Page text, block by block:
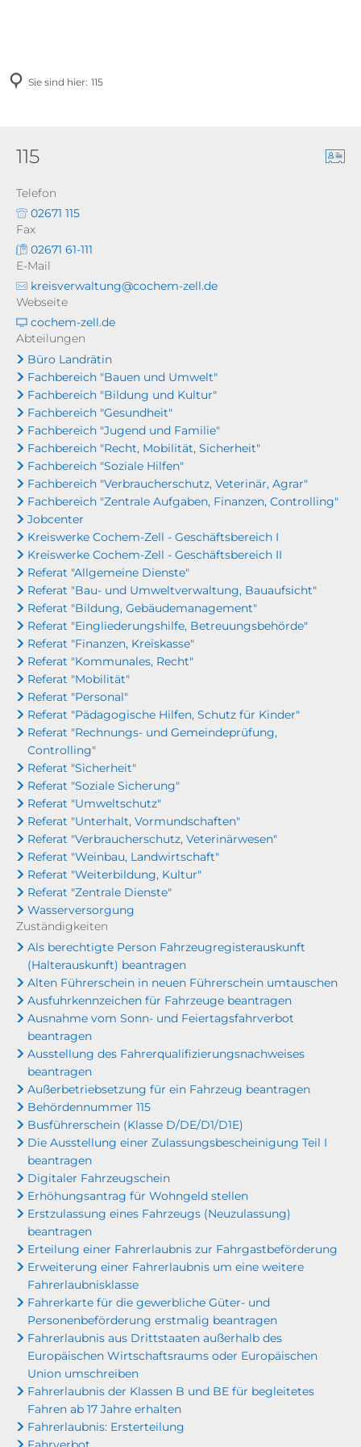
Sie sind hier: 115
115
Telefon
02671 115
Fax
02671 61-111
E-Mail
kreisverwaltung@cochem-zell.de
Webseite
cochem-zell.de
Abteilungen
Büro Landrätin
Fachbereich "Bauen und Umwelt"
Fachbereich "Bildung und Kultur"
Fachbereich "Gesundheit"
Fachbereich "Jugend und Familie"
Fachbereich "Recht, Mobilität, Sicherheit"
Fachbereich "Soziale Hilfen"
Fachbereich "Verbraucherschutz, Veterinär, Agrar"
Fachbereich "Zentrale Aufgaben, Finanzen, Controlling"
Jobcenter
Kreiswerke Cochem-Zell - Geschäftsbereich I
Kreiswerke Cochem-Zell - Geschäftsbereich II
Referat "Allgemeine Dienste"
Referat "Bau- und Umweltverwaltung, Bauaufsicht"
Referat "Bildung, Gebäudemanagement"
Referat "Eingliederungshilfe, Betreuungsbehörde"
Referat "Finanzen, Kreiskasse"
Referat "Kommunales, Recht"
Referat "Mobilität"
Referat "Personal"
Referat "Pädagogische Hilfen, Schutz für Kinder"
Referat "Rechnungs- und Gemeindeprüfung,
Controlling"
Referat "Sicherheit"
Referat "Soziale Sicherung"
Referat "Umweltschutz"
Referat "Unterhalt, Vormundschaften"
Referat "Verbraucherschutz, Veterinärwesen"
Referat "Weinbau, Landwirtschaft"
Referat "Weiterbildung, Kultur"
Referat "Zentrale Dienste"
Wasserversorgung
Zuständigkeiten
Als berechtigte Person Fahrzeugregisterauskunft
(Halterauskunft) beantragen
Alten Führerschein in neuen Führerschein umtauschen
Ausfuhrkennzeichen für Fahrzeuge beantragen
Ausnahme vom Sonn- und Feiertagsfahrverbot
beantragen
Ausstellung des Fahrerqualifizierungsnachweises
beantragen
Außerbetriebsetzung für ein Fahrzeug beantragen
Behördennummer 115
Busführerschein (Klasse D/DE/D1/D1E)
Die Ausstellung einer Zulassungsbescheinigung Teil I
beantragen
Digitaler Fahrzeugschein
Erhöhungsantrag für Wohngeld stellen
Erstzulassung eines Fahrzeugs (Neuzulassung)
beantragen
Erteilung einer Fahrerlaubnis zur Fahrgastbeförderung
Erweiterung einer Fahrerlaubnis um eine weitere
Fahrerlaubnisklasse
Fahrerkarte für die gewerbliche Güter- und
Personenbeförderung erstmalig beantragen
Fahrerlaubnis aus Drittstaaten außerhalb des
Europäischen Wirtschaftsraums oder Europäischen
Union umschreiben
Fahrerlaubnis der Klassen B und BE für begleitetes
Fahren ab 17 Jahre erhalten
Fahrerlaubnis: Ersterteilung